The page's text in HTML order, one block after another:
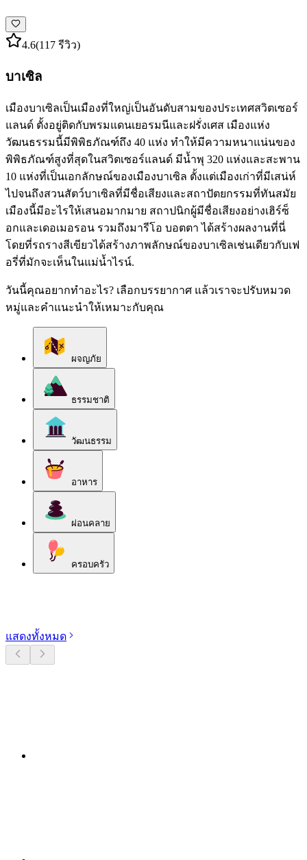
4.6(117 รีวิว)
บาเซิล
เมืองบาเซิลเป็นเมืองที่ใหญ่เป็นอันดับสามของประเทศสวิตเซอร์
แลนด์ ตั้งอยู่ติดกับพรมแดนเยอรมนีและฝรั่งเศส เมืองแห่ง
วัฒนธรรมนี้มีพิพิธภัณฑ์ถึง 40 แห่ง ทำให้มีความหนาแน่นของ
พิพิธภัณฑ์สูงที่สุดในสวิตเซอร์แลนด์ มีน้ำพุ 320 แห่งและสะพาน
10 แห่งที่เป็นเอกลักษณ์ของเมืองบาเซิล ตั้งแต่เมืองเก่าที่มีเสน่ห์
ไปจนถึงสวนสัตว์บาเซิลที่มีชื่อเสียงและสถาปัตยกรรมที่ทันสมัย
เมืองนี้มีอะไรให้เสนอมากมาย สถาปนิกผู้มีชื่อเสียงอย่างเฮิร์ซ็
อกและเดอเมอรอน รวมถึงมารีโอ บอตตา ได้สร้างผลงานที่นี่
โดยที่รถรางสีเขียวได้สร้างภาพลักษณ์ของบาเซิลเช่นเดียวกับเฟ
อรี่ที่มักจะเห็นในแม่น้ำไรน์.
วันนี้คุณอยากทำอะไร? เลือกบรรยากาศ แล้วเราจะปรับหมวด
หมู่และคำแนะนำให้เหมาะกับคุณ
ผจญภัย
ธรรมชาติ
วัฒนธรรม
อาหาร
ผ่อนคลาย
ครอบครัว
แสดงทั้งหมด